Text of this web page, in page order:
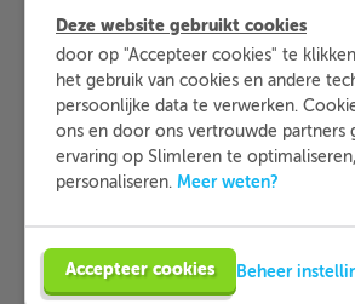
Deze website gebruikt cookies
door op "Accepteer cookies" te
het gebruik van cookies en andere
persoonlijke data te verwerken.
ons en door ons vertrouwde partners
ervaring op Slimleren te
personaliseren. Meer weten?
Accepteer cookies Beheer